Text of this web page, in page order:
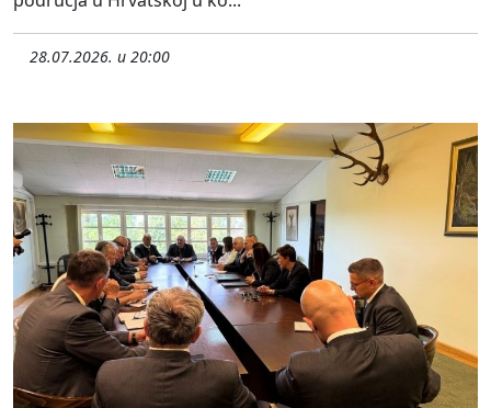
28.07.2026. u 20:00